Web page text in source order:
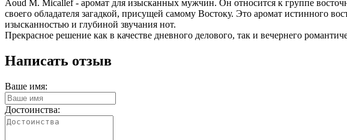
Aoud M. Micallef - аромат для изысканных мужчин. Он относится к группе
своего обладателя загадкой, присущей самому Востоку. Это аромат истинного
изысканностью и глубиной звучания нот.
Прекрасное решение как в качестве дневного делового, так и вечернего
Написать отзыв
Ваше имя:
Достоинства: